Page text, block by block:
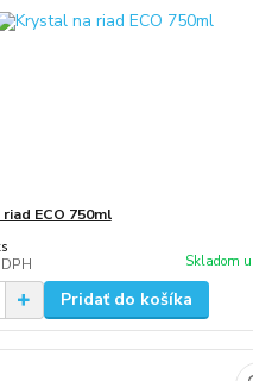
ECO 750ml
Skladom
Pridať do košíka